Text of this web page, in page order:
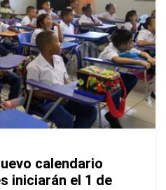
calendario
iniciarán el 1 de